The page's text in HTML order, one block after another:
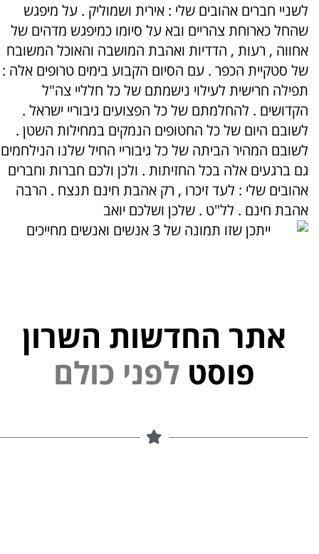
לשניי חברים אהובים שלי : אירית ושמוליק . על מיפגש
שהחל כארוחת צהריים ובא על סיומו כמיפגש מדהים של
אחווה , רעות , הדדיות ואהבת המושבה והאוכל המשובח
של סטקיית הכפר . עם הסיום הקבוע בימים טרופים אלה :
תפילה חרישית לעילוי נישמתם של כל חלליי צה"ל
הקדושים . להחלמתם של כל הפצועים גיבוריי ישראל .
לשובם היום של כל החטופים הנמקים במחילות השטן .
לשובם המהיר הביתה של כל גיבוריי החיל שלנו הנילחמים
גם ברגעים אלה בכל החזיתות . ולכן ולכם חברות וחברים
אהובים שלי : לעד זיכרו , רק אהבת חינם תנצח . הרבה
אהבת חינם . לל"ט . שלכן ושלכם יואב
אתר החדשות השרון
פוסט